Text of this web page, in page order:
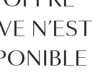
N’EST